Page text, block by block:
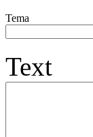
Tema
Text